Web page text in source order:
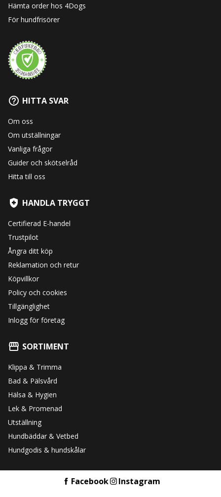
Hämta order hos 4Dogs
För hundfrisörer
HITTA SVAR
Om oss
Om utställningar
Vanliga frågor
Guider och skötselråd
Hitta till oss
HANDLA TRYGGT
Certifierad E-handel
Trustpilot
Ångra ditt köp
Reklamation och retur
Köpvillkor
Policy och cookies
Tillgänglighet
Inlogg för företag
SORTIMENT
Klippa & Trimma
Bad & Pälsvård
Hälsa & Hygien
Lek & Promenad
Utställning
Hundbäddar & Vetbed
Hundgodis & hundskålar
Facebook Instagram